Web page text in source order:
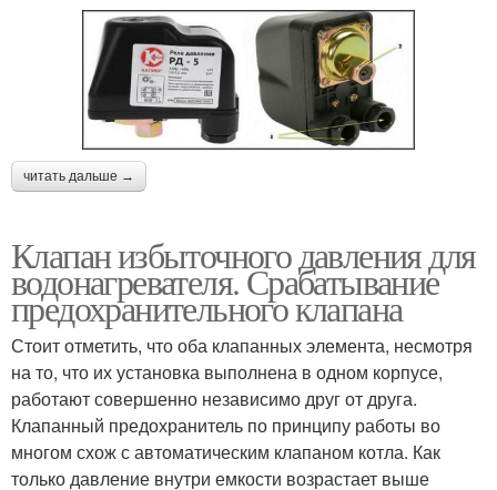
читать дальше →
Клапан избыточного давления для
водонагревателя. Срабатывание
предохранительного клапана
Стоит отметить, что оба клапанных элемента, несмотря
на то, что их установка выполнена в одном корпусе,
работают совершенно независимо друг от друга.
Клапанный предохранитель по принципу работы во
многом схож с автоматическим клапаном котла. Как
только давление внутри емкости возрастает выше